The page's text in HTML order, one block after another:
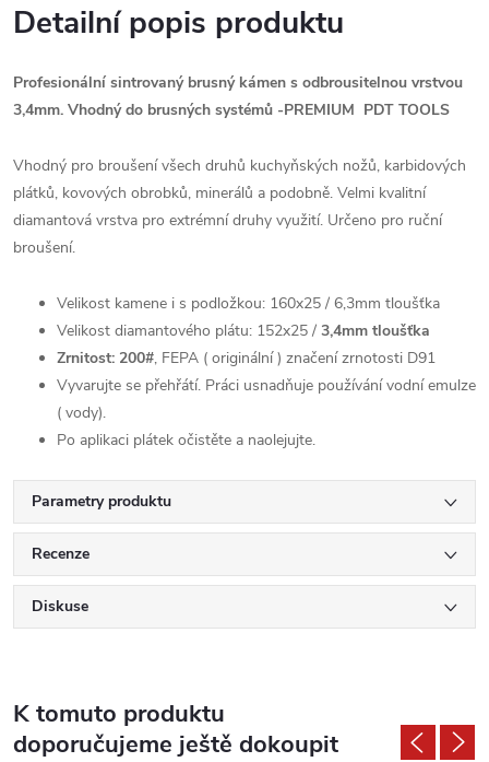
Detailní popis produktu
Profesionální sintrovaný brusný kámen s odbrousitelnou vrstvou
3,4mm. Vhodný do brusných systémů -PREMIUM PDT TOOLS
Vhodný pro broušení všech druhů kuchyňských nožů, karbidových
plátků, kovových obrobků, minerálů a podobně. Velmi kvalitní
diamantová vrstva pro extrémní druhy využití. Určeno pro ruční
broušení.
Velikost kamene i s podložkou: 160x25 / 6,3mm tloušťka
Velikost diamantového plátu: 152x25 / 3,4mm tloušťka
Zrnitost: 200#, FEPA ( originální ) značení zrnotosti D91
Vyvarujte se přehřátí. Práci usnadňuje používání vodní emulze
( vody).
Po aplikaci plátek očistěte a naolejujte.
Parametry produktu
Recenze
Diskuse
K tomuto produktu
doporučujeme ještě dokoupit